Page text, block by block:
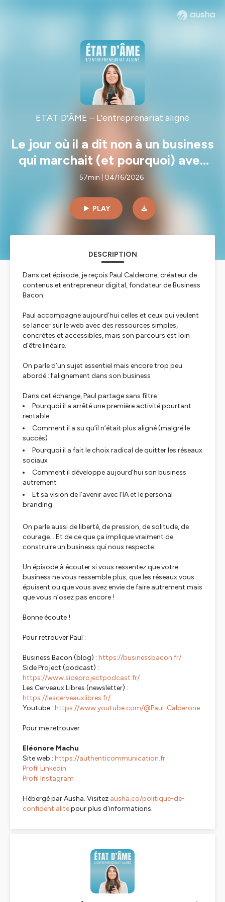
ETAT D’ÂME – L'entreprenariat aligné
Le jour où il a dit non à un business
qui marchait (et pourquoi) avec
Paul Calderone
57min | 04/16/2026
PLAY
DESCRIPTION
Dans cet épisode, je reçois Paul Calderone, créateur de
contenus et entrepreneur digital, fondateur de Business
Bacon.
Paul accompagne aujourd’hui celles et ceux qui veulent
se lancer sur le web avec des ressources simples,
concrètes et accessibles, mais son parcours est loin
d’être linéaire.
On parle d’un sujet essentiel mais encore trop peu
abordé : l’alignement dans son business
Dans cet échange, Paul partage sans filtre :
Pourquoi il a arrêté une première activité pourtant
rentable
Comment il a su qu’il n’était plus aligné (malgré le
succès)
Pourquoi il a fait le choix radical de quitter les réseaux
sociaux
Comment il développe aujourd’hui son business
autrement
Et sa vision de l’avenir avec l’IA et le personal
branding
On parle aussi de liberté, de pression, de solitude, de
courage... Et de ce que ça implique vraiment de
construire un business qui nous respecte.
Un épisode à écouter si vous ressentez que votre
business ne vous ressemble plus, que les réseaux vous
épuisent ou que vous avez envie de faire autrement mais
que vous n’osez pas encore !
Bonne écoute !
Pour retrouver Paul :
Business Bacon (blog) : https://businessbacon.fr/
Side Project (podcast) :
https://www.sideprojectpodcast.fr/
Les Cerveaux Libres (newsletter) :
https://lescerveauxlibres.fr/
Youtube : https://www.youtube.com/@Paul-Calderone
Pour me retrouver :
Eléonore Machu
Site web : https://authenticommunication.fr
Profil Linkedin
Profil Instagram
Hébergé par Ausha. Visitez ausha.co/politique-de-
confidentialitepour plus d'informations.